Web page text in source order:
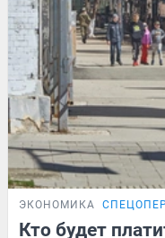
ЭКОНОМИКА
Кто будет